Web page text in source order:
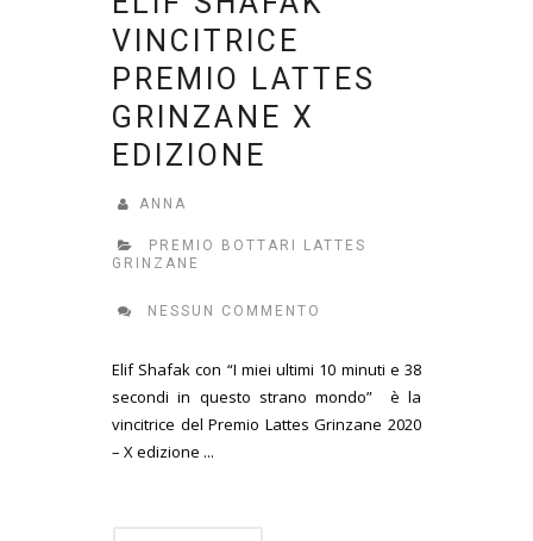
VINCITRICE
PREMIO LATTES
GRINZANE X
EDIZIONE
ANNA
PREMIO BOTTARI LATTES
GRINZANE
NESSUN COMMENTO
Elif Shafak con “I miei ultimi 10 minuti e 38
secondi in questo strano mondo” è la
vincitrice del Premio Lattes Grinzane 2020
– X edizione ...